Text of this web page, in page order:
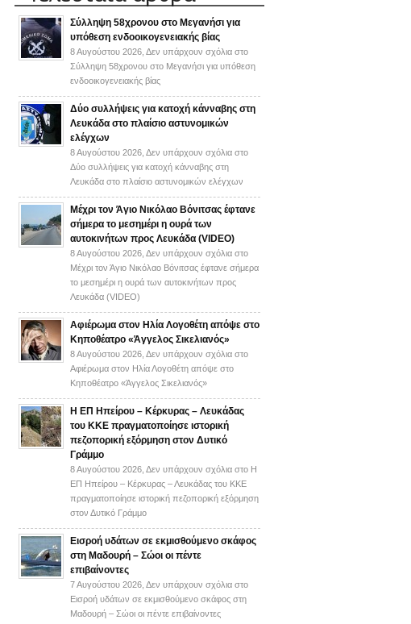
Σύλληψη 58χρονου στο Μεγανήσι για
υπόθεση ενδοοικογενειακής βίας
8 Αυγούστου 2026, Δεν υπάρχουν σχόλια στο
Σύλληψη 58χρονου στο Μεγανήσι για υπόθεση
ενδοοικογενειακής βίας
Δύο συλλήψεις για κατοχή κάνναβης στη
Λευκάδα στο πλαίσιο αστυνομικών
ελέγχων
8 Αυγούστου 2026, Δεν υπάρχουν σχόλια στο
Δύο συλλήψεις για κατοχή κάνναβης στη
Λευκάδα στο πλαίσιο αστυνομικών ελέγχων
Mέχρι τον Άγιο Νικόλαο Βόνιτσας έφτανε
σήμερα το μεσημέρι η ουρά των
αυτοκινήτων προς Λευκάδα (VIDEO)
8 Αυγούστου 2026, Δεν υπάρχουν σχόλια στο
Mέχρι τον Άγιο Νικόλαο Βόνιτσας έφτανε σήμερα
το μεσημέρι η ουρά των αυτοκινήτων προς
Λευκάδα (VIDEO)
Αφιέρωμα στον Ηλία Λογοθέτη απόψε στο
Κηποθέατρο «Άγγελος Σικελιανός»
8 Αυγούστου 2026, Δεν υπάρχουν σχόλια στο
Αφιέρωμα στον Ηλία Λογοθέτη απόψε στο
Κηποθέατρο «Άγγελος Σικελιανός»
Η ΕΠ Ηπείρου – Κέρκυρας – Λευκάδας
του ΚΚΕ πραγματοποίησε ιστορική
πεζοπορική εξόρμηση στον Δυτικό
Γράμμο
8 Αυγούστου 2026, Δεν υπάρχουν σχόλια στο Η
ΕΠ Ηπείρου – Κέρκυρας – Λευκάδας του ΚΚΕ
πραγματοποίησε ιστορική πεζοπορική εξόρμηση
στον Δυτικό Γράμμο
Εισροή υδάτων σε εκμισθούμενο σκάφος
στη Μαδουρή – Σώοι οι πέντε
επιβαίνοντες
7 Αυγούστου 2026, Δεν υπάρχουν σχόλια στο
Εισροή υδάτων σε εκμισθούμενο σκάφος στη
Μαδουρή – Σώοι οι πέντε επιβαίνοντες